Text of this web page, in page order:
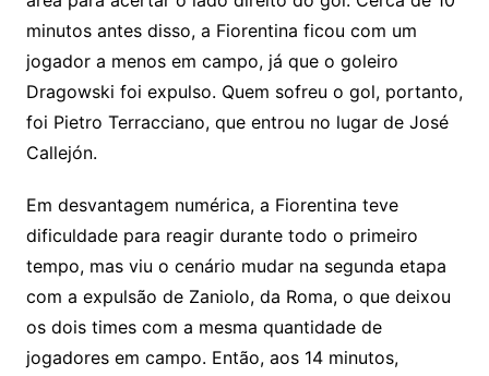
minutos antes disso, a Fiorentina ficou com um
jogador a menos em campo, já que o goleiro
Dragowski foi expulso. Quem sofreu o gol, portanto,
foi Pietro Terracciano, que entrou no lugar de José
Callejón.
Em desvantagem numérica, a Fiorentina teve
dificuldade para reagir durante todo o primeiro
tempo, mas viu o cenário mudar na segunda etapa
com a expulsão de Zaniolo, da Roma, o que deixou
os dois times com a mesma quantidade de
jogadores em campo. Então, aos 14 minutos,